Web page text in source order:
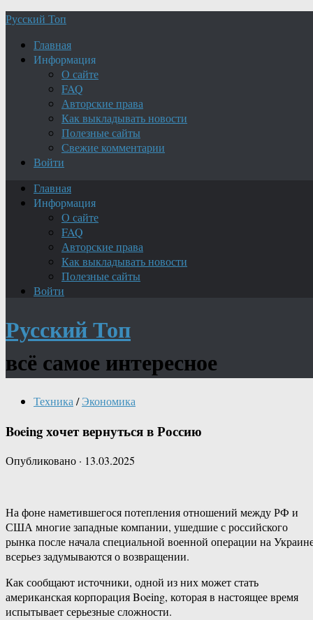
Русский Топ
Главная
Информация
О сайте
FAQ
Авторские права
Как выкладывать новости
Полезные сайты
Свежие комментарии
Войти
Главная
Информация
О сайте
FAQ
Авторские права
Как выкладывать новости
Полезные сайты
Войти
Русский Топ
всё самое интересное
Техника / Экономика
Boeing хочет вернуться в Россию
Опубликовано · 13.03.2025
На фоне наметившегося потепления отношений между РФ и
США многие западные компании, ушедшие с российского
рынка после начала специальной военной операции на
всерьез задумываются о возвращении.
Как сообщают источники, одной из них может стать
американская корпорация Boeing, которая в настоящее время
испытывает серьезные сложности.